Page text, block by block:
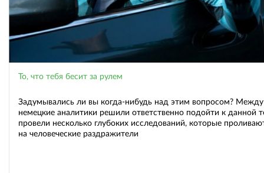
То, что тебя бесит за рулем
Задумывались ли вы когда-нибудь над этим вопросом?
немецкие аналитики решили ответственно подойти к данной
провели несколько глубоких исследований, которые
на человеческие раздражители